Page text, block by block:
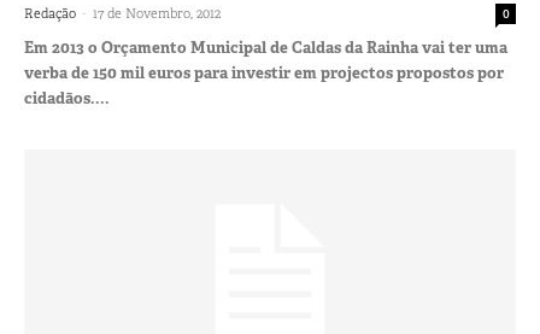
Redação - 17 de Novembro, 2012 0
Em 2013 o Orçamento Municipal de Caldas da Rainha vai ter uma
verba de 150 mil euros para investir em projectos propostos por
cidadãos....